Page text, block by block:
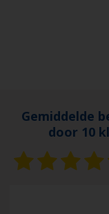
Gemiddelde
door 10